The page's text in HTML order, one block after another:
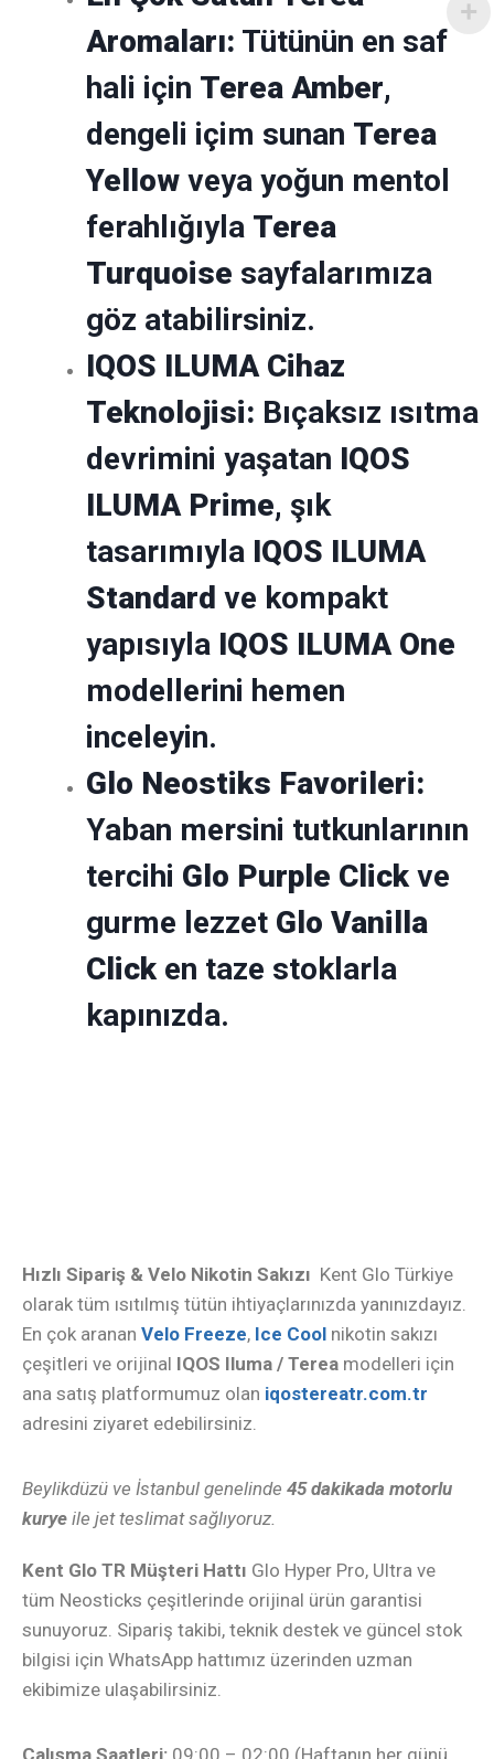
Aromaları: Tütünün en saf
hali için Terea Amber,
dengeli içim sunan Terea
Yellow veya yoğun mentol
ferahlığıyla Terea
Turquoise sayfalarımıza
göz atabilirsiniz.
IQOS ILUMA Cihaz
Teknolojisi: Bıçaksız ısıtma
devrimini yaşatan IQOS
ILUMA Prime, şık
tasarımıyla IQOS ILUMA
Standard ve kompakt
yapısıyla IQOS ILUMA One
modellerini hemen
inceleyin.
Glo Neostiks Favorileri:
Yaban mersini tutkunlarının
tercihi Glo Purple Clickve
gurme lezzet Glo Vanilla
Clicken taze stoklarla
kapınızda.
Hızlı Sipariş & Velo Nikotin Sakızı Kent Glo Türkiye
olarak tüm ısıtılmış tütün ihtiyaçlarınızda yanınızdayız.
En çok aranan Velo Freeze, Ice Cool nikotin sakızı
çeşitleri ve orijinal IQOS Iluma / Terea modelleri için
ana satış platformumuz olan iqostereatr.com.tr
adresini ziyaret edebilirsiniz.
Beylikdüzü ve İstanbul genelinde 45 dakikada motorlu
kurye ile jet teslimat sağlıyoruz.
Kent Glo TR Müşteri Hattı Glo Hyper Pro, Ultra ve
tüm Neosticks çeşitlerinde orijinal ürün garantisi
sunuyoruz. Sipariş takibi, teknik destek ve güncel stok
bilgisi için WhatsApp hattımız üzerinden uzman
ekibimize ulaşabilirsiniz.
Çalışma Saatleri: 09:00 – 02:00 (Haftanın her günü